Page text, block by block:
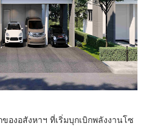
องอสังหาฯ ที่เริ่มบุกเบิกพลังงานโซ